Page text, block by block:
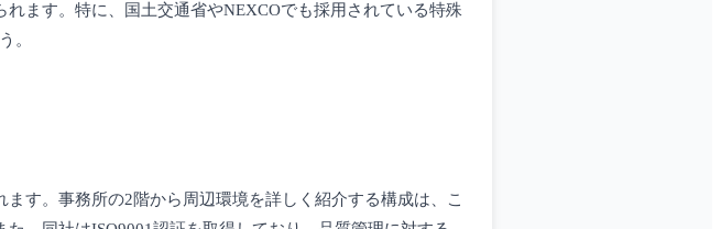
ます。特に、国土交通省やNEXCOでも採用されている特殊
。
す。事務所の2階から周辺環境を詳しく紹介する構成は、こ